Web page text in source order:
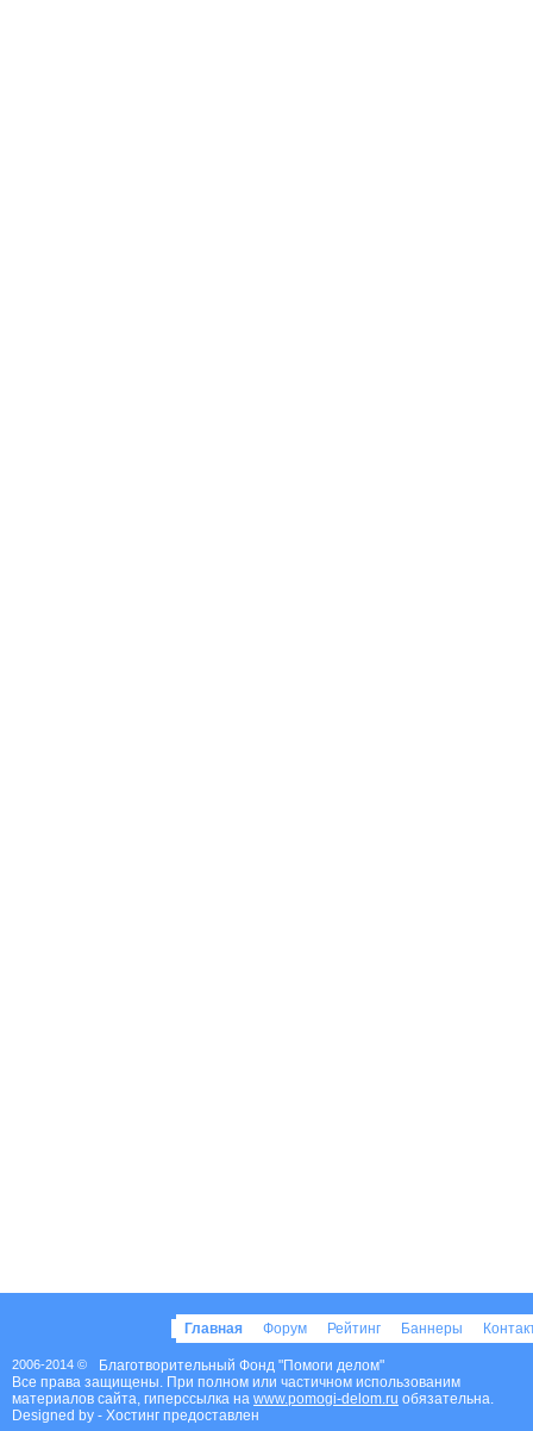
Главная Форум Рейтинг Баннеры
2006-2014 ©
Благотворительный Фонд "Помоги делом"
Все права защищены. При полном или частичном использованим
материалов сайта, гиперссылка на www.pomogi-delom.ru обязательна.
Designed by - Хостинг предоставлен